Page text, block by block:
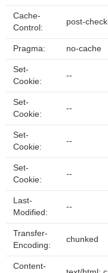
Cache-
Control:
post-
Pragma: no-cache
Set-
Cookie:
--
Set-
Cookie:
--
Set-
Cookie:
--
Set-
Cookie:
--
Last-
Modified:
--
Transfer-
Encoding:
chunked
Content-